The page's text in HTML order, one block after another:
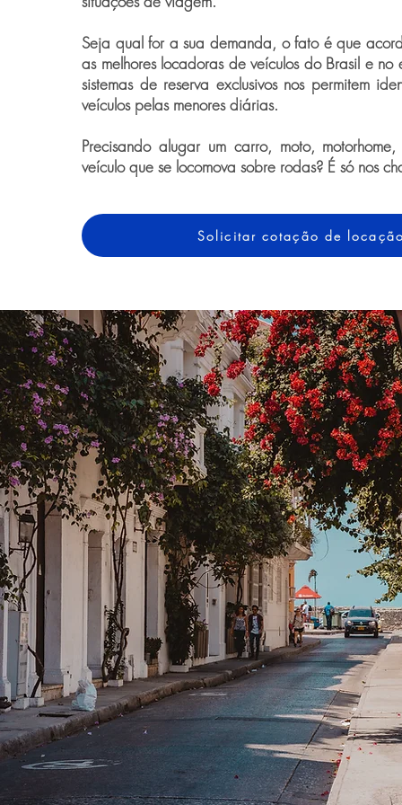
Seja qual for a sua demanda, o fato é que
as melhores locadoras de veículos do Brasil e no
sistemas de reserva exclusivos nos permitem
veículos pelas menores diárias.
Precisando alugar um carro, moto,
veículo que se locomova sobre rodas? É só nos
Solicitar cotação de